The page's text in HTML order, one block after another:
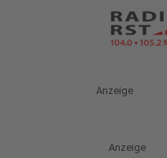
Anzeige
Anzeige